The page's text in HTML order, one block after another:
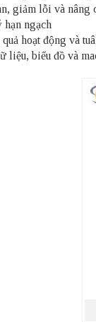
giảm lỗi và nâng
hạn ngạch
hoạt động và
liệu, biểu đồ và